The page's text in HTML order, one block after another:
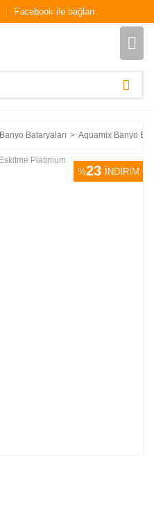
Facebook ile bağlan
Banyo Bataryaları Aquamix Banyo
%23 İNDİRİM